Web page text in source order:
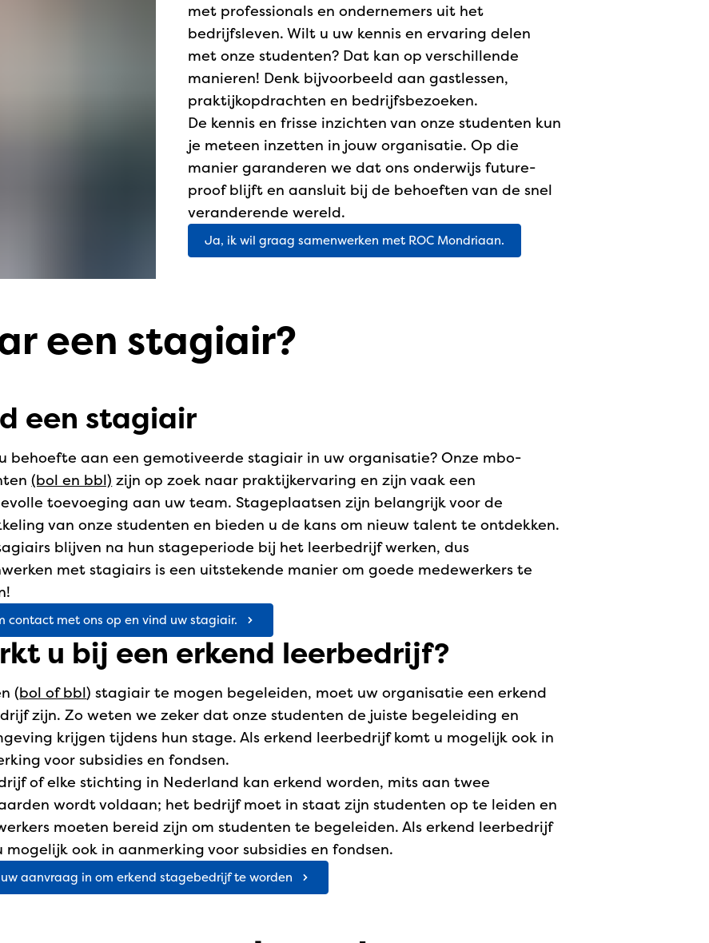
met professionals en ondernemers uit het
bedrijfsleven. Wilt u uw kennis en ervaring delen
met onze studenten? Dat kan op verschillende
manieren! Denk bijvoorbeeld aan gastlessen,
praktijkopdrachten en bedrijfsbezoeken.
De kennis en frisse inzichten van onze studenten kun
je meteen inzetten in jouw organisatie. Op die
manier garanderen we dat ons onderwijs future-
proof blijft en aansluit bij de behoeften van de snel
veranderende wereld.
Ja, ik wil graag samenwerken met ROC Mondriaan.
een stagiair?
een stagiair
behoefte aan een gemotiveerde stagiair in uw organisatie? Onze mbo-
(bol en bbl) zijn op zoek naar praktijkervaring en zijn vaak een
toevoeging aan uw team. Stageplaatsen zijn belangrijk voor de
van onze studenten en bieden u de kans om nieuw talent te ontdekken.
blijven na hun stageperiode bij het leerbedrijf werken, dus
met stagiairs is een uitstekende manier om goede medewerkers te
contact met ons op en vind uw stagiair.
u bij een erkend leerbedrijf?
(bol of bbl) stagiair te mogen begeleiden, moet uw organisatie een erkend
zijn. Zo weten we zeker dat onze studenten de juiste begeleiding en
krijgen tijdens hun stage. Als erkend leerbedrijf komt u mogelijk ook in
voor subsidies en fondsen.
of elke stichting in Nederland kan erkend worden, mits aan twee
wordt voldaan; het bedrijf moet in staat zijn studenten op te leiden en
moeten bereid zijn om studenten te begeleiden. Als erkend leerbedrijf
mogelijk ook in aanmerking voor subsidies en fondsen.
aanvraag in om erkend stagebedrijf te worden